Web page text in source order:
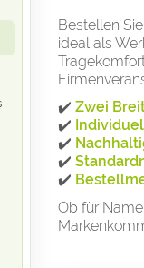
Bestellen
ideal als
✔️ Zwei
✔️
✔️
✔️
✔️
Ob für